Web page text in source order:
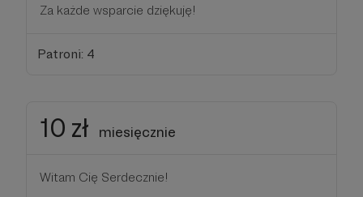
Za każde wsparcie dziękuję!
Patroni: 4
10 zł miesięcznie
Witam Cię Serdecznie!